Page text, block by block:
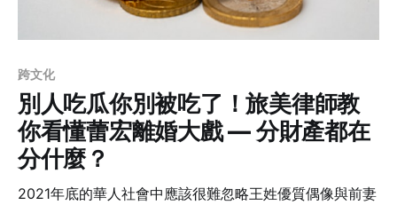
跨文化
別人吃瓜你別被吃了！旅美律師教
你看懂蕾宏離婚大戲 — 分財產都在
分什麼？
2021年底的華人社會中應該很難忽略王姓優質偶像與前妻